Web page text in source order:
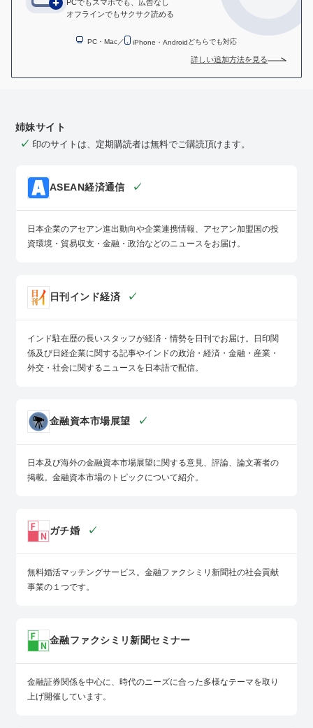
PCでもスマホでも、広告なし
オフラインでもサクサク読める
PC・Mac ／ iPhone・Androidどちらでも対応
詳しい追加方法を見る
姉妹サイト
✓ 印のサイトは、定期購読者は無料でご購読頂けます。
ASEAN経済通信 ✓
日本企業のアセアン進出動向や企業連携情報、アセアン加盟国の投
資環境・貿易収支・金融・政治などのニュースをお届け。
日刊インド経済 ✓
インド駐在歴の長いスタッフが経済・情勢を日刊でお届け。日印関
係及び日経企業に関する記事やインドの政治・経済・金融・産業・
外交・社会に関するニュースを日本語で配信。
金融資本市場展望 ✓
日本及び海外の金融資本市場展望に関する意見、評論、論文著者の
掲載。金融資本市場のトピックについて紹介。
ガチ婚 ✓
無料婚活マッチングサービス。金融ファクシミリ新聞社の社会貢献
事業の１つです。
金融ファクシミリ新聞セミナー
金融証券関係を中心に、時代のニーズに合った多様なテーマを取り
上げ開催しています。